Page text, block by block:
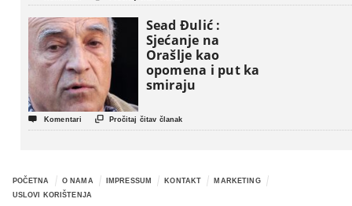
Sead Đulić :
Sjećanje na
Orašlje kao
opomena i put ka
smiraju
 Komentari  Pročitaj čitav članak
POČETNA O NAMA IMPRESSUM KONTAKT
MARKETING
USLOVI KORIŠTENJA